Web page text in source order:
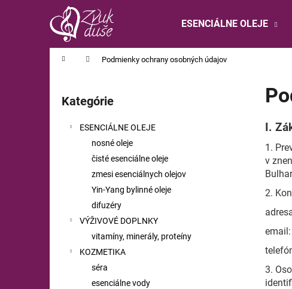
ESENCIÁLNE OLEJE
Domov Podmienky ochrany osobných údajov
Preskočiť
kategórie
Kategórie
ESENCIÁLNE OLEJE
nosné oleje
čisté esenciálne oleje
zmesi esenciálnych olejov
Yin-Yang bylinné oleje
difuzéry
VÝŽIVOVÉ DOPLNKY
vitamíny, minerály, proteíny
KOZMETIKA
séra
esenciálne vody
I.
1.
v
2.
3.
Späť
Späť